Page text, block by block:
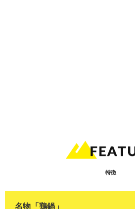
特徴
名物「鶏鍋」